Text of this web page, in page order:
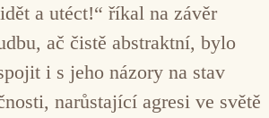
a utéct!“ říkal na závěr
ač čistě abstraktní, bylo
i s jeho názory na stav
narůstající agresi ve světě